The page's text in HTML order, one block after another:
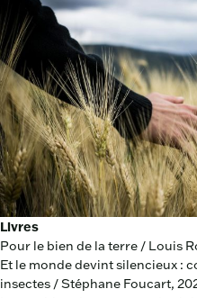
Livres
Pour le bien de la terre / Louis
Et le monde devint silencieux :
insectes / Stéphane Foucart,